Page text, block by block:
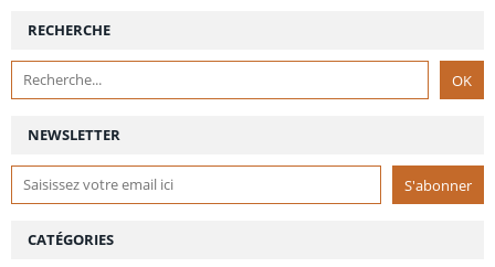
NEWSLETTER
RECHERCHE
CATÉGORIES